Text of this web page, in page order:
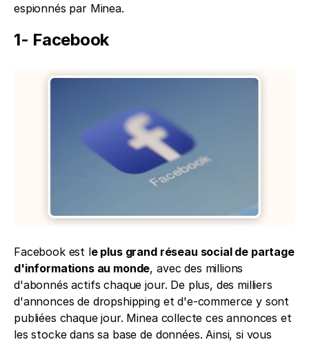
espionnés par Minea.
1- Facebook
Facebook est le plus grand réseau social de partage
d'informations au monde, avec des millions
d'abonnés actifs chaque jour. De plus, des milliers
d'annonces de dropshipping et d'e-commerce y sont
publiées chaque jour. Minea collecte ces annonces et
les stocke dans sa base de données. Ainsi, si vous